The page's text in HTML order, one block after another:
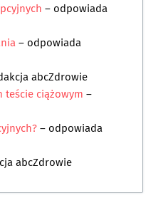
– odpowiada
– odpowiada
abcZdrowie
teście ciążowym –
– odpowiada
abcZdrowie